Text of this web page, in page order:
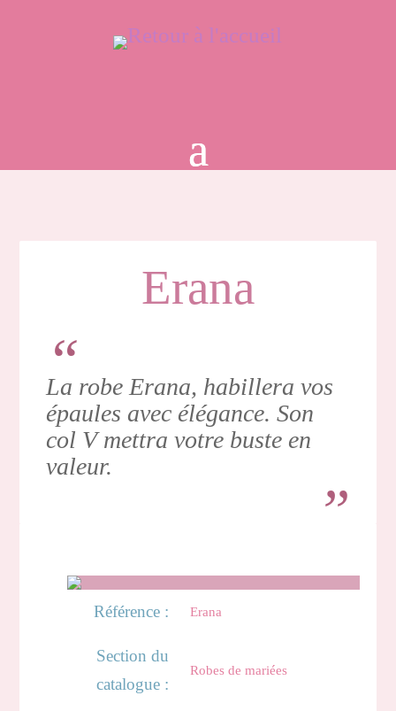
Erana
La robe Erana, habillera vos
épaules avec élégance. Son
col V mettra votre buste en
valeur.
Référence : Erana
Section du
catalogue :
Robes de mariées